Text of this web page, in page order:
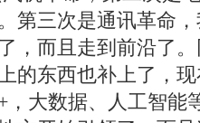
杠杆以防范金融风
衍生产品的风险。
免金融风险。还有